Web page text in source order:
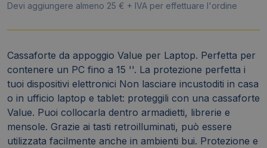
-
quantità
Devi aggiungere almeno 25 € + IVA per effettuare l'ordine
Cassaforte da appoggio Value per Laptop. Perfetta per
contenere un PC fino a 15 ''. La protezione perfetta i
tuoi dispositivi elettronici Non lasciare incustoditi in casa
o in ufficio laptop e tablet: proteggili con una cassaforte
Value. Puoi collocarla dentro armadietti, librerie e
mensole. Grazie ai tasti retroilluminati, può essere
utilizzata facilmente anche in ambienti bui. Protezione e